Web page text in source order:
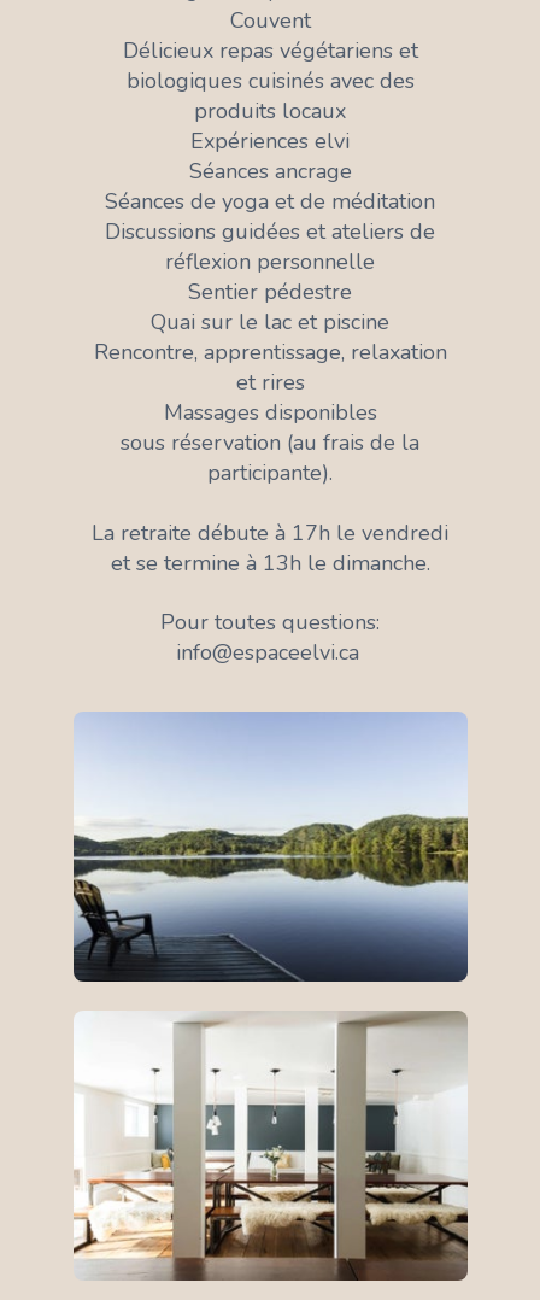
Couvent
Délicieux repas végétariens et
biologiques cuisinés avec des
produits locaux
Expériences elvi
Séances ancrage
Séances de yoga et de méditation
Discussions guidées et ateliers de
réflexion personnelle
Sentier pédestre
Quai sur le lac et piscine
Rencontre, apprentissage, relaxation
et rires
Massages disponibles
sous réservation (au frais de la
participante).
La retraite débute à 17h le vendredi
et se termine à 13h le dimanche.
Pour toutes questions:
info@espaceelvi.ca